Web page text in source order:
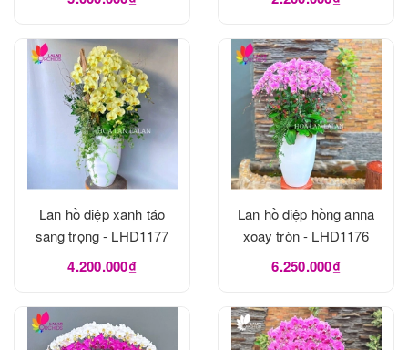
Lan hồ điệp xanh táo
sang trọng - LHD1177
4.200.000₫
Lan hồ điệp hồng anna
xoay tròn - LHD1176
6.250.000₫